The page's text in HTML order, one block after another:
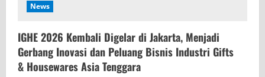
News
IGHE 2026 Kembali Digelar di Jakarta, Menjadi
Gerbang Inovasi dan Peluang Bisnis Industri Gifts
& Housewares Asia Tenggara